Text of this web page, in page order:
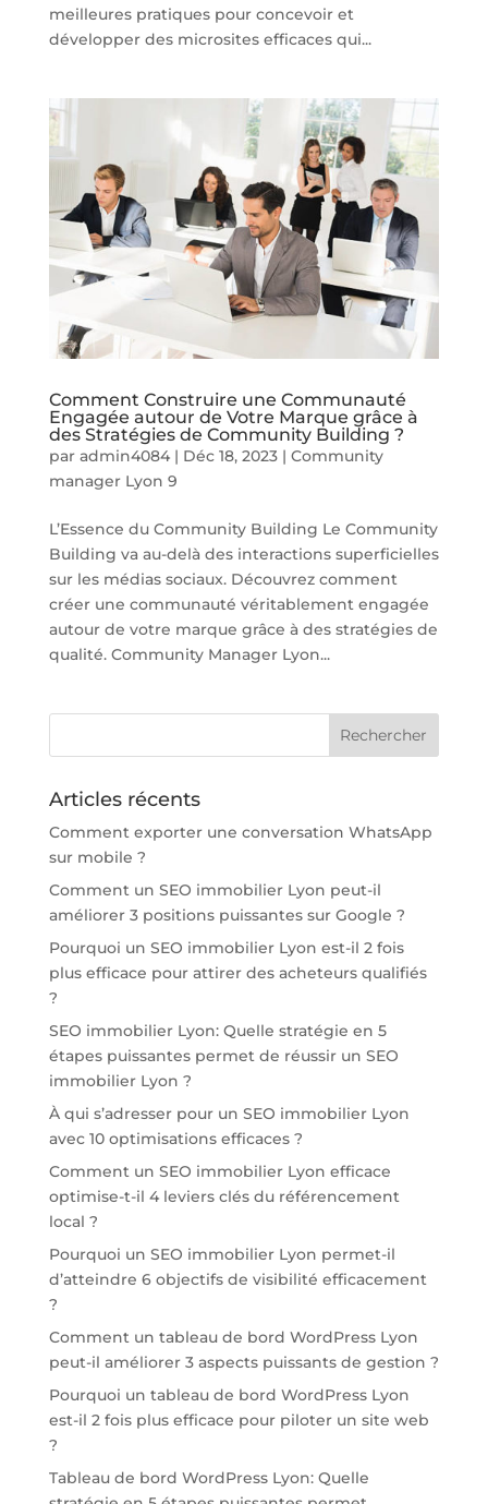
meilleures pratiques pour concevoir et
développer des microsites efficaces qui...
Comment Construire une Communauté
Engagée autour de Votre Marque grâce à
des Stratégies de Community Building ?
par admin4084| Déc 18, 2023| Community
manager Lyon 9
L’Essence du Community Building Le Community
Building va au-delà des interactions superficielles
sur les médias sociaux. Découvrez comment
créer une communauté véritablement engagée
autour de votre marque grâce à des stratégies de
qualité. Community Manager Lyon...
Articles récents
Comment exporter une conversation WhatsApp
sur mobile ?
Comment un SEO immobilier Lyon peut-il
améliorer 3 positions puissantes sur Google ?
Pourquoi un SEO immobilier Lyon est-il 2 fois
plus efficace pour attirer des acheteurs qualifiés
?
SEO immobilier Lyon: Quelle stratégie en 5
étapes puissantes permet de réussir un SEO
immobilier Lyon ?
À qui s’adresser pour un SEO immobilier Lyon
avec 10 optimisations efficaces ?
Comment un SEO immobilier Lyon efficace
optimise-t-il 4 leviers clés du référencement
local ?
Pourquoi un SEO immobilier Lyon permet-il
d’atteindre 6 objectifs de visibilité efficacement
?
Comment un tableau de bord WordPress Lyon
peut-il améliorer 3 aspects puissants de gestion ?
Pourquoi un tableau de bord WordPress Lyon
est-il 2 fois plus efficace pour piloter un site web
?
Tableau de bord WordPress Lyon: Quelle